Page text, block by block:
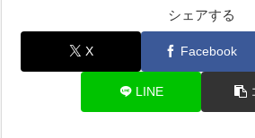
シェアする
X Facebook
LINE